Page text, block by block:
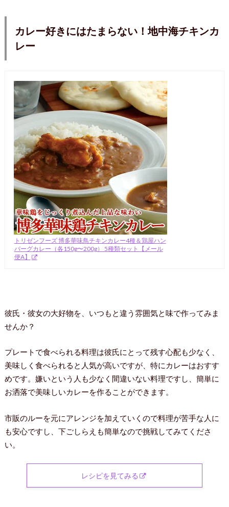
カレー好きにはたまらない！地中海チキンカ
レー
トリゼンフーズ 博多華味鳥チキンカレー4種＆鶏屋ハン
バーグカレー（各150g〜200g） 5種類セット【メール
便A】
彼氏・彼女の大好物を、いつもと違う雰囲気と味で作ってみま
せんか？
プレートで食べられる料理は彼氏にとって残す心配も少なく、
美味しく食べられると人気が高いですが、特にカレーはおすす
めです。嫌いという人も少なく間違いない料理ですし、簡単に
お洒落で美味しいカレーを作ることができます。
市販のルーを元にアレンジを加えていくので料理が苦手な人に
も安心ですし、下ごしらえも簡単なので挑戦してみてくださ
い。
レシピを見てみる